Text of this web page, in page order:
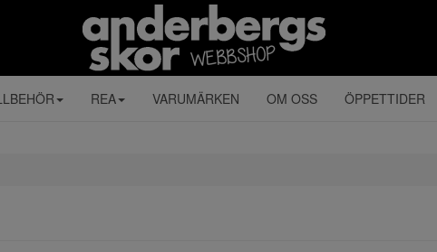
REA VARUMÄRKEN OM OSS ÖPPETTIDER